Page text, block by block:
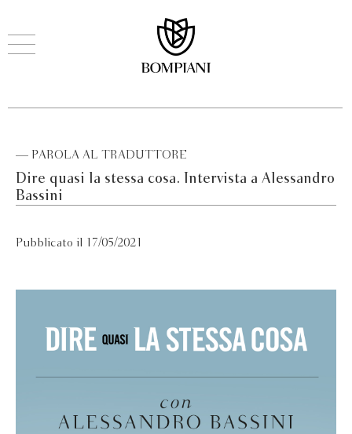
— PAROLA AL TRADUTTORE
Dire quasi la stessa cosa. Intervista a Alessandro
Bassini
Pubblicato il 17/05/2021